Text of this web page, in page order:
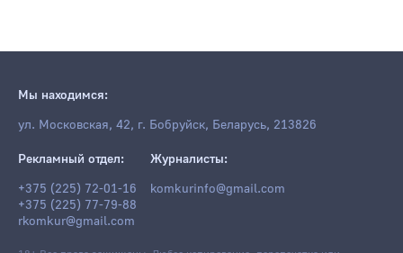
Мы находимся:
ул. Московская, 42, г. Бобруйск, Беларусь, 213826
Рекламный отдел:
+375 (225) 72-01-16
+375 (225) 77-79-88
rkomkur@gmail.com
Журналисты:
komkurinfo@gmail.com